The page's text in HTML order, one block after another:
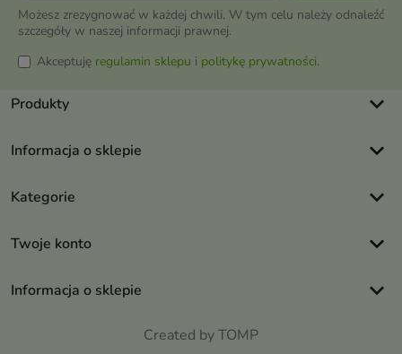
Możesz zrezygnować w każdej chwili. W tym celu należy odnaleźć
szczegóły w naszej informacji prawnej.
Akceptuję regulamin sklepu i politykę prywatności.
Produkty keyboard_arrow_down
Informacja o sklepie keyboard_arrow_down
Kategorie keyboard_arrow_down
Twoje konto keyboard_arrow_down
Informacja o sklepie keyboard_arrow_down
Created by TOMP